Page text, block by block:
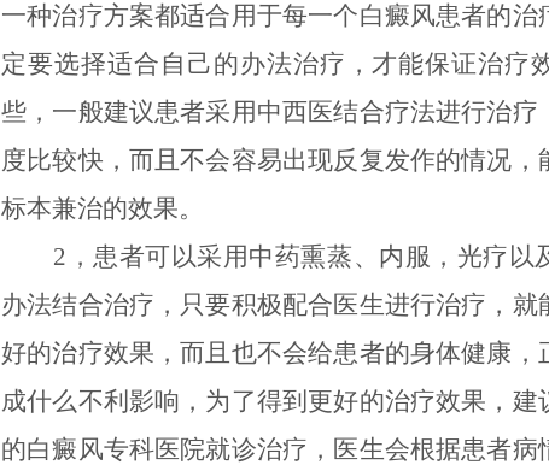
一种治疗方案都适合用于每一个白癜风患者的治
定要选择适合自己的办法治疗，才能保证治疗
些，一般建议患者采用中西医结合疗法进行治疗
度比较快，而且不会容易出现反复发作的情况，
标本兼治的效果。
2，患者可以采用中药熏蒸、内服，光疗以
办法结合治疗，只要积极配合医生进行治疗，就
好的治疗效果，而且也不会给患者的身体健康，
成什么不利影响，为了得到更好的治疗效果，建
的白癜风专科医院就诊治疗，医生会根据患者病